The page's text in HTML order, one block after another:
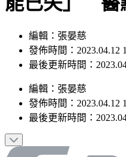
編輯：張晏慈
發佈時間：2023.04.12
最後更新時間：
編輯 ： 張晏慈
發佈時間： 2023.04.12
最後更新時間：